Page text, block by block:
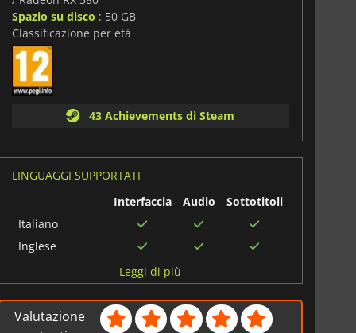
Spazio su disco : 50 GB
Classificazione per età
43 Achievements di Steam
LINGUAGGI SUPPORTATI
Interfaccia
Audio
Sottotitoli
Italiano
Inglese
tradizionale
Leggi di più
Valutazione